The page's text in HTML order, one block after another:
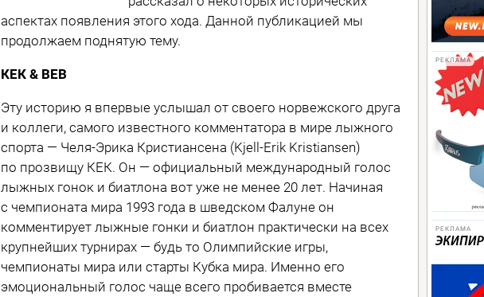
аспектах появления этого хода. Данной публикацией мы
продолжаем поднятую тему.
КЕК & BЕB
Эту историю я впервые услышал от своего норвежского друга
и коллеги, самого известного комментатора в мире лыжного
спорта — ​Челя-Эрика Кристиансена (Kjell-Erik Kristiansen)
по прозвищу КЕК. Он — ​официальный международный голос
лыжных гонок и биатлона вот уже не менее 20 лет. Начиная
с чемпионата мира 1993 года в шведском Фалуне он
комментирует лыжные гонки и биатлон практически на всех
крупнейших турнирах — ​будь то Олимпийские игры,
чемпионаты мира или старты Кубка мира. Именно его
эмоциональный голос чаще всего пробивается вместе
РЕКЛАМА
РЕКЛАМА